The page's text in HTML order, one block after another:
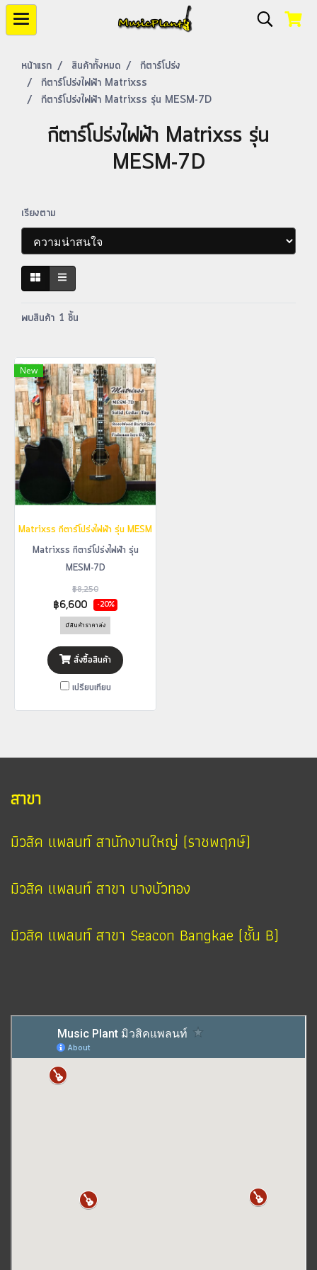
หน้าแรก สินค้าทั้งหมด
กีตาร์โปร่ง
กีตาร์โปร่งไฟฟ้า Matrixss
กีตาร์โปร่งไฟฟ้า Matrixss รุ่น MESM-7D
กีตาร์โปร่งไฟฟ้า Matrixss รุ่น
MESM-7D
เรียงตาม
พบสินค้า 1 ชิ้น
New
Matrixss กีตาร์โปร่งไฟฟ้า รุ่น MESM-7D
Matrixss กีตาร์โปร่งไฟฟ้า รุ่น
MESM-7D
฿8,250
฿6,600 -20%
มีสินค้าราคาส่ง
สั่งซื้อสินค้า
เปรียบเทียบ
สาขา
มิวสิค แพลนท์ สานักงานใหญ่ (ราชพฤกษ์)
มิวสิค แพลนท์ สาขา บางบัวทอง
มิวสิค แพลนท์ สาขา Seacon Bangkae (ชั้น B)